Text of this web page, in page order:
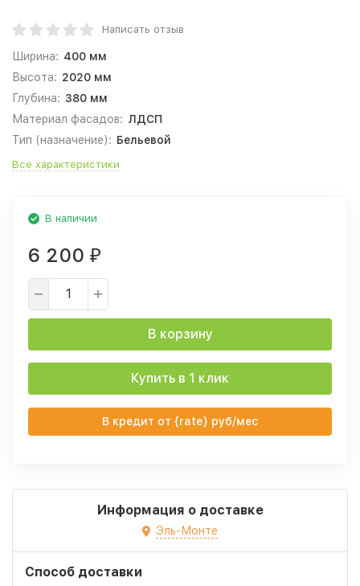
Написать отзыв
Ширина: 400 мм
Высота: 2020 мм
Глубина: 380 мм
Материал фасадов: ЛДСП
Тип (назначение): Бельевой
Все характеристики
В наличии
6 200 ₽
В корзину
Купить в 1 клик
В кредит от {rate} руб/мес
Информация о доставке
Эль-Монте
Способ доставки